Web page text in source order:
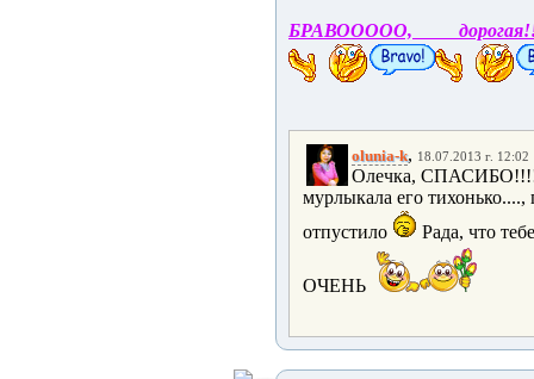
БРАВООООО,
olunia-k, 18.07.2013 г. 12:02
Олечка, СПАСИБО!!!!!
мурлыкала его
отпустило
Рада, что
ОЧЕНЬ